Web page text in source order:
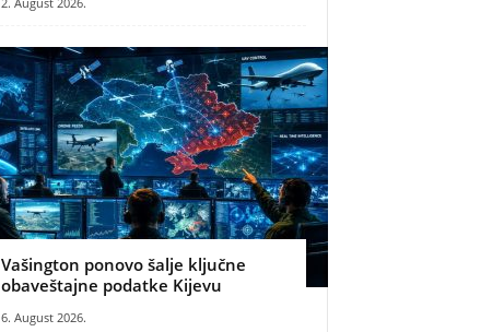
Vašington ponovo šalje ključne
obaveštajne podatke Kijevu
6. August 2026.